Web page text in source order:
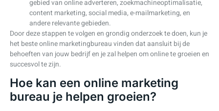
gebied van online adverteren, zoekmachineoptimalisatie,
content marketing, social media, e-mailmarketing, en
andere relevante gebieden.
Door deze stappen te volgen en grondig onderzoek te doen, kun je
het beste online marketingbureau vinden dat aansluit bij de
behoeften van jouw bedrijf en je zal helpen om online te groeien en
succesvol te zijn.
Hoe kan een online marketing
bureau je helpen groeien?